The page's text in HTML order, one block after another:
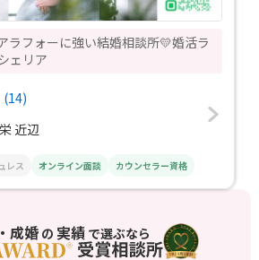
ラフォーに強い結婚相談所💛婚活ラ
ェリア
(14)
近辺
レス オンライン面談 カウンセラー資格
成婚の 実績で選ぶなら